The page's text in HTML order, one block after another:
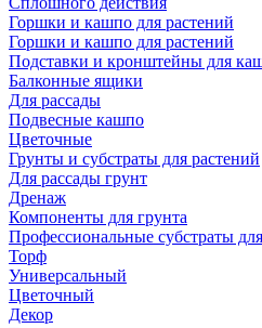
Горшки и кашпо для растений
Горшки и кашпо для растений
Подставки и кронштейны для
Балконные ящики
Для рассады
Подвесные кашпо
Цветочные
Грунты и субстраты для растений
Для рассады грунт
Дренаж
Компоненты для грунта
Профессиональные субстраты
Торф
Универсальный
Цветочный
Декор